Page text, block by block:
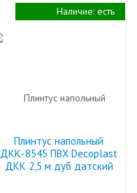
Плинтус напольный
ДКК-8545 ПВХ Decoplast
ДКК 2,5 м дуб датский
Наличие: есть